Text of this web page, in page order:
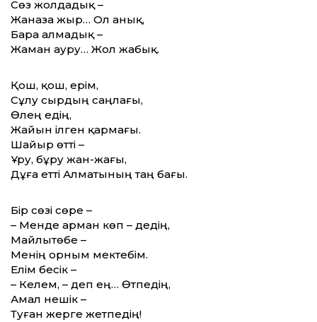
Сөз жолдадық –
Жаназа жыр… Ол анық,
Бара алмадық –
Жаман ауру… Жол жабық.
Қош, қош, ерім,
Сұлу сырдың саңлағы,
Өлең едің,
Жайын ілген қармағы.
Шайыр өтті –
Ұру, бұру жан-жағы,
Дұға етті Алматының таң бағы.
Бір сөзі сөре –
– Менде арман көп – дедің,
Майлытөбе –
Менің орным мектебім.
Елім бесік –
– Келем, – деп ең… Өтпедің,
Амал нешік –
Туған жерге жетпедің!